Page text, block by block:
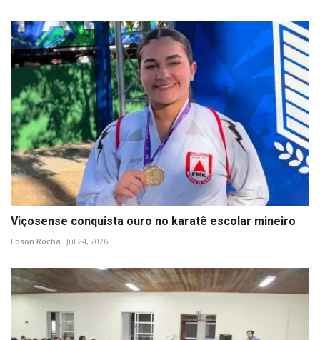
Viçosense conquista ouro no karatê escolar mineiro
Edson Rocha Jul 24, 2026